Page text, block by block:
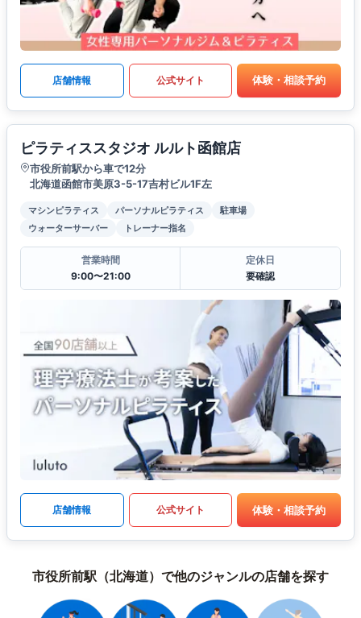
店舗情報 公式サイト 体験・相談予約
ピラティススタジオ ルルト函館店
市役所前駅から車で12分
北海道函館市美原3-5-17吉村ビル1F左
マシンピラティス パーソナルピラティス
駐車場
ウォーターサーバー
トレーナー指名
営業時間
9:00〜21:00
定休日
要確認
店舗情報 公式サイト 体験・相談予約
市役所前駅（北海道）で他のジャンルの店舗を探す